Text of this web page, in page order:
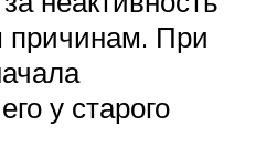
причинам. При
у старого